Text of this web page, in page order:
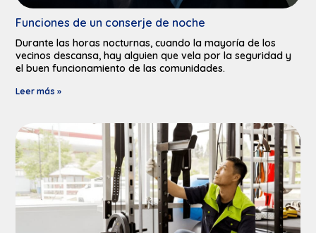
Funciones de un conserje de noche
Durante las horas nocturnas, cuando la mayoría de los
vecinos descansa, hay alguien que vela por la seguridad y
el buen funcionamiento de las comunidades.
Leer más »